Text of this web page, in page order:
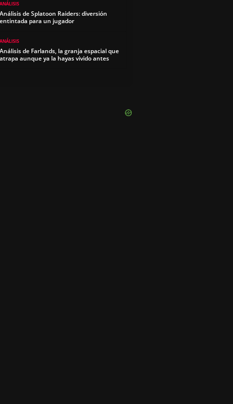
ANÁLISIS
Análisis de Splatoon Raiders: diversión
entintada para un jugador
ANÁLISIS
Análisis de Farlands, la granja espacial que
atrapa aunque ya la hayas vivido antes